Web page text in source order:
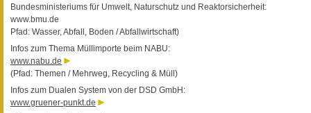
Bundesministeriums für Umwelt, Naturschutz und Reaktorsicherheit:
www.bmu.de
Pfad: Wasser, Abfall, Boden / Abfallwirtschaft)
Infos zum Thema Müllimporte beim NABU:
www.nabu.de
(Pfad: Themen / Mehrweg, Recycling & Müll)
Infos zum Dualen System von der DSD GmbH:
www.gruener-punkt.de